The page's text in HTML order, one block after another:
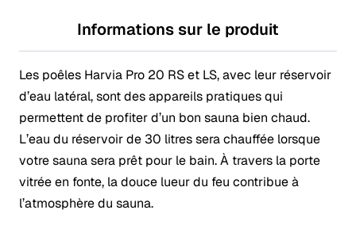
Informations sur le produit
Les poêles Harvia Pro 20 RS et LS, avec leur réservoir
d’eau latéral, sont des appareils pratiques qui
permettent de profiter d’un bon sauna bien chaud.
L’eau du réservoir de 30 litres sera chauffée lorsque
votre sauna sera prêt pour le bain. À travers la porte
vitrée en fonte, la douce lueur du feu contribue à
l’atmosphère du sauna.